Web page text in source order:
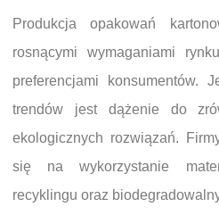
Produkcja opakowań
rosnącymi wymaganiami
preferencjami konsumentów.
trendów jest dążenie do
ekologicznych rozwiązań.
się na wykorzystanie
recyklingu oraz